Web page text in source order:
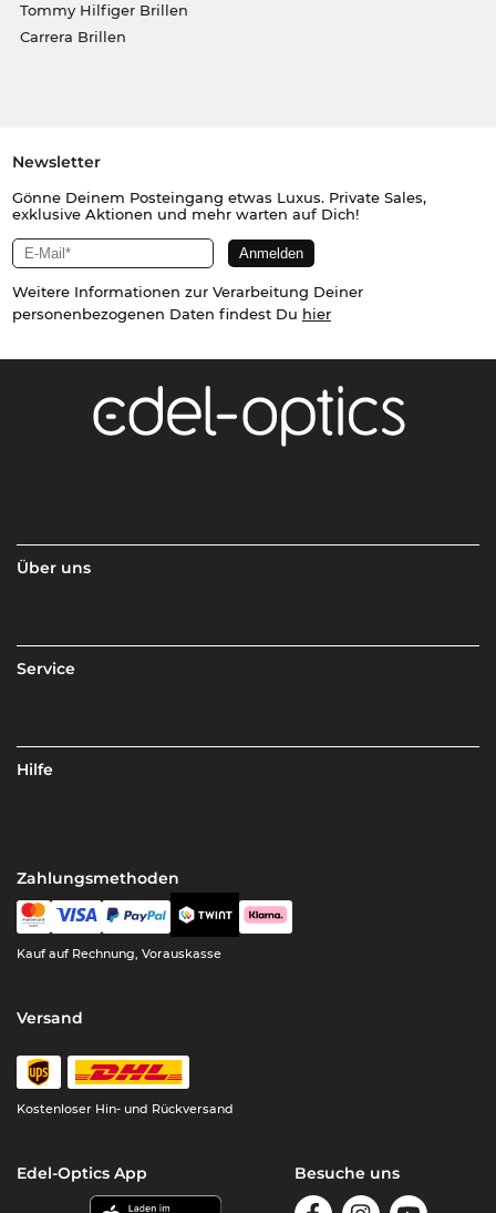
Tommy Hilfiger Brillen
Carrera Brillen
Newsletter
Gönne Deinem Posteingang etwas Luxus. Private Sales,
exklusive Aktionen und mehr warten auf Dich!
Weitere Informationen zur Verarbeitung Deiner
personenbezogenen Daten findest Du hier
Über uns
Service
Hilfe
Zahlungsmethoden
Kauf auf Rechnung, Vorauskasse
Versand
Kostenloser Hin- und Rückversand
Edel-Optics App Besuche uns